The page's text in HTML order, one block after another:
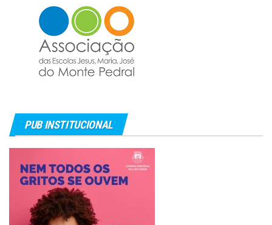
PUB INSTITUCIONAL